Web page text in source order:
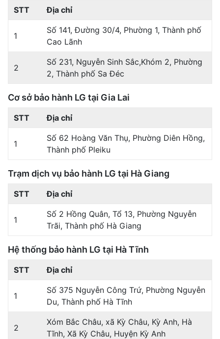
STT Địa chỉ
1
Số 141, Đường 30/4, Phường 1, Thành phố
Cao Lãnh
2
Số 231, Nguyễn Sinh Sắc,Khóm 2, Phường
2, Thành phố Sa Đéc
Cơ sở bảo hành LG tại Gia Lai
STT Địa chỉ
1
Số 62 Hoàng Văn Thụ, Phường Diên Hồng,
Thành phố Pleiku
Trạm dịch vụ bảo hành LG tại Hà Giang
STT Địa chỉ
1
Số 2 Hồng Quân, Tổ 13, Phường Nguyễn
Trãi, Thành phố Hà Giang
Hệ thống bảo hành LG tại Hà Tĩnh
STT Địa chỉ
1
Số 375 Nguyễn Công Trứ, Phường Nguyễn
Du, Thành phố Hà Tĩnh
2
Xóm Bắc Châu, xã Kỳ Châu, Kỳ Anh, Hà
Tĩnh, Xã Kỳ Châu, Huyện Kỳ Anh